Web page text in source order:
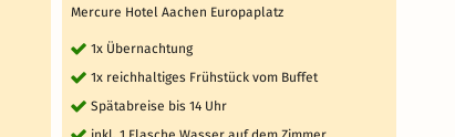
Mercure Hotel Aachen Europaplatz
1x Übernachtung
1x reichhaltiges Frühstück vom Buffet
Spätabreise bis 14 Uhr